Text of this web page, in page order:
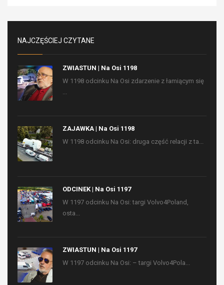
NAJCZĘŚCIEJ CZYTANE
ZWIASTUN | Na Osi 1198
W 1198 odcinku Na Osi zdarzenie z łamiącym się
ZAJAWKA | Na Osi 1198
W 1198 odcinku Na Osi: druga część relacji z ta...
ODCINEK | Na Osi 1197
W 1197 odcinku Na Osi: targi Volvo4Poland,
osta...
ZWIASTUN | Na Osi 1197
W 1197 odcinku Na Osi: – targi Volvo4Pola...